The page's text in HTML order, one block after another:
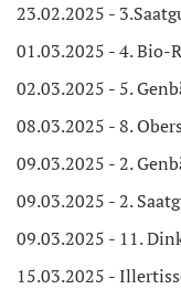
23.02.2025 -
01.03.2025 - 4. Bio-
02.03.2025 - 5.
08.03.2025 - 8.
09.03.2025 - 2.
09.03.2025 - 2.
09.03.2025 - 11.
15.03.2025 -